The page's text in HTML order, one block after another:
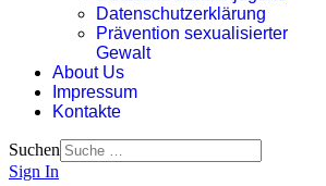
Datenschutzerklärung
Prävention sexualisierter
Gewalt
About Us
Impressum
Kontakte
Suchen
Sign In